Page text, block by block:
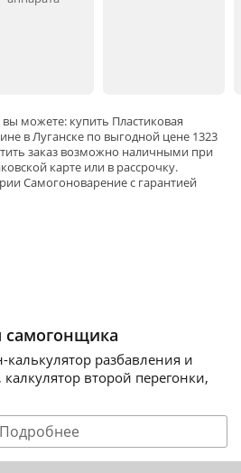
можете: купить Пластиковая
в Луганске по выгодной цене 1323
заказ возможно наличными при
карте или в рассрочку.
Самогоноварениес гарантией
самогонщика
разбавления и
второй перегонки,
Подробнее